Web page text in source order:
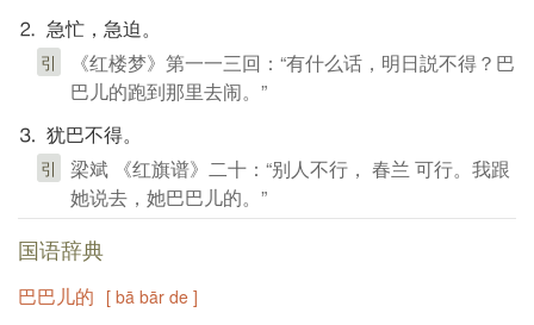
⒉ 急忙，急迫。
引
《红楼梦》第一一三回：“有什么话，明日説不得？巴
巴儿的跑到那里去闹。”
⒊ 犹巴不得。
引
梁斌 《红旗谱》二十：“别人不行， 春兰 可行。我跟
她说去，她巴巴儿的。”
国语辞典
巴巴儿的 [ bā bār de ]